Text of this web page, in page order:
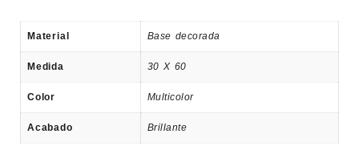
Material Base decorada
Medida 30 X 60
Color Multicolor
Acabado Brillante